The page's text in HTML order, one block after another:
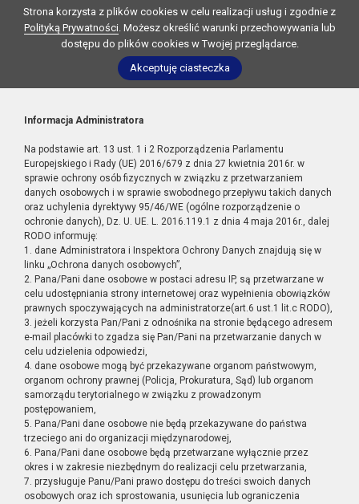
Strona korzysta z plików cookies w celu realizacji usług i zgodnie z
Polityką Prywatności. Możesz określić warunki przechowywania lub
dostępu do plików cookies w Twojej przeglądarce.
Akceptuję ciasteczka
Informacja Administratora
Na podstawie art. 13 ust. 1 i 2 Rozporządzenia Parlamentu
Europejskiego i Rady (UE) 2016/679 z dnia 27 kwietnia 2016r. w
sprawie ochrony osób fizycznych w związku z przetwarzaniem
danych osobowych i w sprawie swobodnego przepływu takich danych
oraz uchylenia dyrektywy 95/46/WE (ogólne rozporządzenie o
ochronie danych), Dz. U. UE. L. 2016.119.1 z dnia 4 maja 2016r., dalej
RODO informuję:
1. dane Administratora i Inspektora Ochrony Danych znajdują się w
linku „Ochrona danych osobowych”,
2. Pana/Pani dane osobowe w postaci adresu IP, są przetwarzane w
celu udostępniania strony internetowej oraz wypełnienia obowiązków
prawnych spoczywających na administratorze(art.6 ust.1 lit.c RODO),
3. jeżeli korzysta Pan/Pani z odnośnika na stronie będącego adresem
e-mail placówki to zgadza się Pan/Pani na przetwarzanie danych w
celu udzielenia odpowiedzi,
4. dane osobowe mogą być przekazywane organom państwowym,
organom ochrony prawnej (Policja, Prokuratura, Sąd) lub organom
samorządu terytorialnego w związku z prowadzonym
postępowaniem,
5. Pana/Pani dane osobowe nie będą przekazywane do państwa
trzeciego ani do organizacji międzynarodowej,
6. Pana/Pani dane osobowe będą przetwarzane wyłącznie przez
okres i w zakresie niezbędnym do realizacji celu przetwarzania,
7. przysługuje Panu/Pani prawo dostępu do treści swoich danych
osobowych oraz ich sprostowania, usunięcia lub ograniczenia